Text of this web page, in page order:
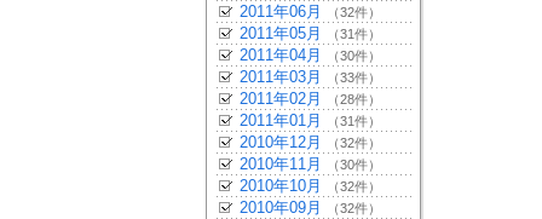
2011年06月 （32件）
2011年05月 （31件）
2011年04月 （30件）
2011年03月 （33件）
2011年02月 （28件）
2011年01月 （31件）
2010年12月 （32件）
2010年11月 （30件）
2010年10月 （32件）
2010年09月 （32件）